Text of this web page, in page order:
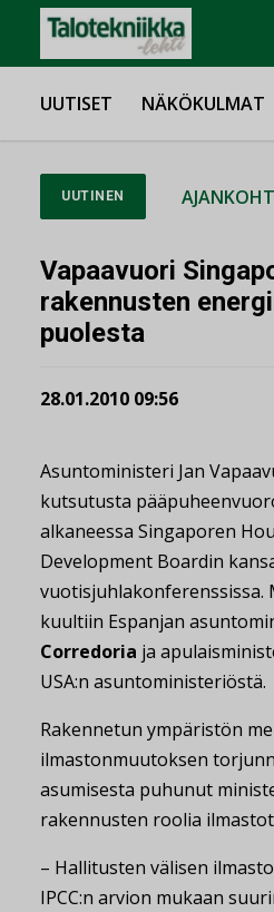
UUTISET NÄKÖKULMAT
UUTINEN
Vapaavuori
rakennusten
puolesta
28.01.2010 09:56
Asuntoministeri Jan
kutsutusta
alkaneessa Singaporen
Development Boardin
vuotisjuhlakonferenssissa.
kuultiin Espanjan
Corredoria ja
USA:n asuntoministeriöstä.
Rakennetun ympäristön
ilmastonmuutoksen
asumisesta puhunut
rakennusten roolia
– Hallitusten välisen
IPCC:n arvion mukaan